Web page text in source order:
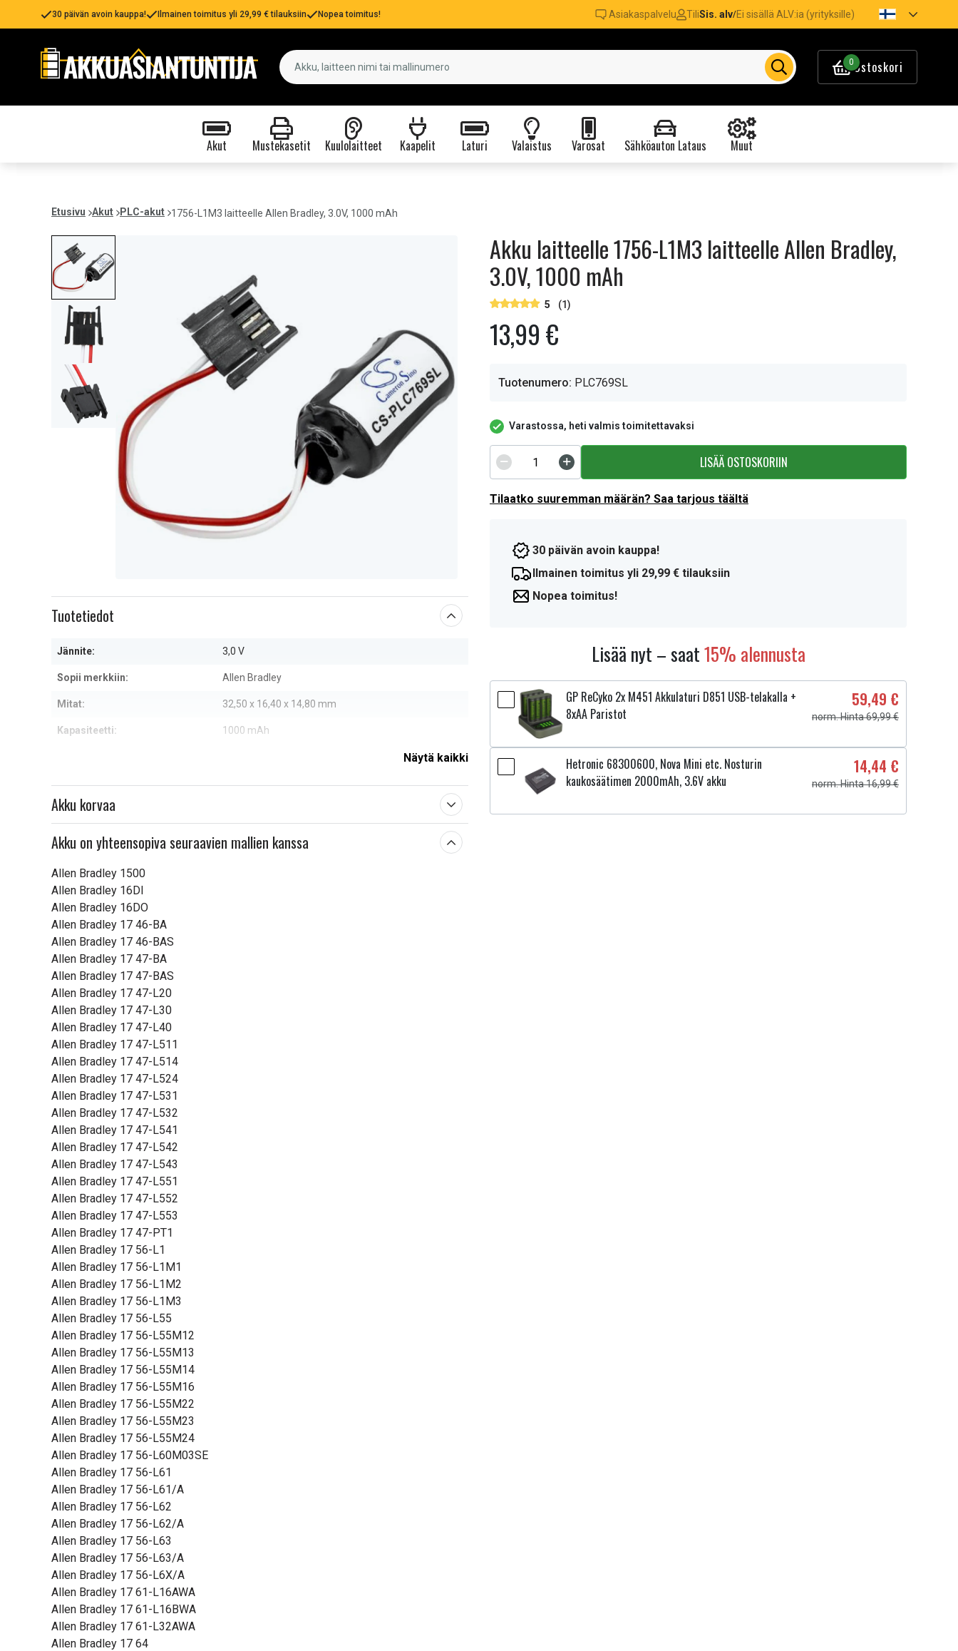
30 päivän avoin kauppa! Ilmainen toimitus yli 29,99 € tilauksiin Nopea toimitus! Asiakaspalvelu TiliSis. alv/Ei sisällä ALV:ia (yrityksille)
0Ostoskori
Akut Mustekasetit Kuulolaitteet Kaapelit Laturi Valaistus Varosat Sähköauton Lataus Muut
Etusivu Akut PLC-akut 1756-L1M3 laitteelle Allen Bradley, 3.0V, 1000 mAh
Tuotetiedot
Jännite: 3,0 V
Sopii merkkiin: Allen Bradley
Mitat: 32,50 x 16,40 x 14,80 mm
Kapasiteetti: 1000 mAh
Näytä kaikki
Akku korvaa
Akku on yhteensopiva seuraavien mallien kanssa
Allen Bradley 1500
Allen Bradley 16DI
Allen Bradley 16DO
Allen Bradley 17 46-BA
Allen Bradley 17 46-BAS
Allen Bradley 17 47-BA
Allen Bradley 17 47-BAS
Allen Bradley 17 47-L20
Allen Bradley 17 47-L30
Allen Bradley 17 47-L40
Allen Bradley 17 47-L511
Allen Bradley 17 47-L514
Allen Bradley 17 47-L524
Allen Bradley 17 47-L531
Allen Bradley 17 47-L532
Allen Bradley 17 47-L541
Allen Bradley 17 47-L542
Allen Bradley 17 47-L543
Allen Bradley 17 47-L551
Allen Bradley 17 47-L552
Allen Bradley 17 47-L553
Allen Bradley 17 47-PT1
Allen Bradley 17 56-L1
Allen Bradley 17 56-L1M1
Allen Bradley 17 56-L1M2
Allen Bradley 17 56-L1M3
Allen Bradley 17 56-L55
Allen Bradley 17 56-L55M12
Allen Bradley 17 56-L55M13
Allen Bradley 17 56-L55M14
Allen Bradley 17 56-L55M16
Allen Bradley 17 56-L55M22
Allen Bradley 17 56-L55M23
Allen Bradley 17 56-L55M24
Allen Bradley 17 56-L60M03SE
Allen Bradley 17 56-L61
Allen Bradley 17 56-L61/A
Allen Bradley 17 56-L62
Allen Bradley 17 56-L62/A
Allen Bradley 17 56-L63
Allen Bradley 17 56-L63/A
Allen Bradley 17 56-L6X/A
Allen Bradley 17 61-L16AWA
Allen Bradley 17 61-L16BWA
Allen Bradley 17 61-L32AWA
Allen Bradley 17 64
Akku laitteelle 1756-L1M3 laitteelle Allen Bradley,
3.0V, 1000 mAh
5 (1)
13,99 €
Tuotenumero: PLC769SL
Varastossa, heti valmis toimitettavaksi
LISÄÄ OSTOSKORIIN
Tilaatko suuremman määrän? Saa tarjous täältä
30 päivän avoin kauppa!
Ilmainen toimitus yli 29,99 € tilauksiin
Nopea toimitus!
Lisää nyt – saat15% alennusta
GP ReCyko 2x M451 Akkulaturi D851 USB-telakalla +
8xAA Paristot
59,49 €
norm. Hinta 69,99 €
Hetronic 68300600, Nova Mini etc. Nosturin
kaukosäätimen 2000mAh, 3.6V akku
14,44 €
norm. Hinta 16,99 €